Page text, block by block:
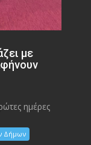
με
ημέρες
Δήμων